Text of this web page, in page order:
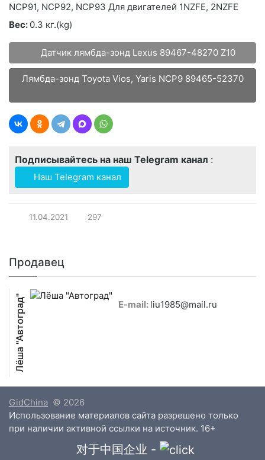
NCP91, NCP92, NCP93 Для двигателей 1NZFE, 2NZFE
Вес: 0.3 кг.(kg)
Датчик лямбда-зонд Lexus 89467-48270 Z10
Лямбда-зонд Toyota Vios, Yaris NCP9 89465-52370
Подписывайтесь на наш Telegram канал :
Наш Telegram канал
11.04.2021 297
Продавец
Лёша "Автоград" E-mail: liu1985@mail.ru
GidChina © 2026
Использование материалов сайта разрешено только
при наличии активной ссылки на источник. 16+
对于中国企业 -